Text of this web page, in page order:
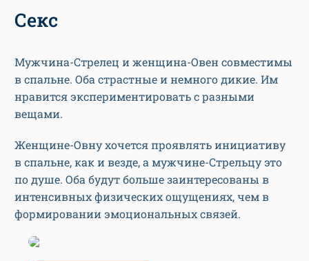
Секс
Мужчина-Стрелец и женщина-Овен совместимы
в спальне. Оба страстные и немного дикие. Им
нравится экспериментировать с разными
вещами.
Женщине-Овну хочется проявлять инициативу
в спальне, как и везде, а мужчине-Стрельцу это
по душе. Оба будут больше заинтересованы в
интенсивных физических ощущениях, чем в
формировании эмоциональных связей.